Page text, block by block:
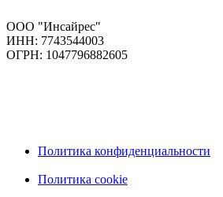
ООО "Инсайрес"
ИНН: 7743544003
ОГРН: 1047796882605
Политика конфиденциальности
Политика cookie